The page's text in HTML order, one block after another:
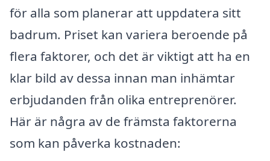
för alla som planerar att uppdatera sitt
badrum. Priset kan variera beroende på
flera faktorer, och det är viktigt att ha en
klar bild av dessa innan man inhämtar
erbjudanden från olika entreprenörer.
Här är några av de främsta faktorerna
som kan påverka kostnaden: